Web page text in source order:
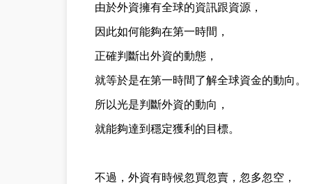
由於外資擁有全球的資訊跟資源，
因此如何能夠在第一時間，
正確判斷出外資的動態，
就等於是在第一時間了解全球資金的動向。
所以光是判斷外資的動向，
就能夠達到穩定獲利的目標。
不過，外資有時候忽買忽賣，忽多忽空，